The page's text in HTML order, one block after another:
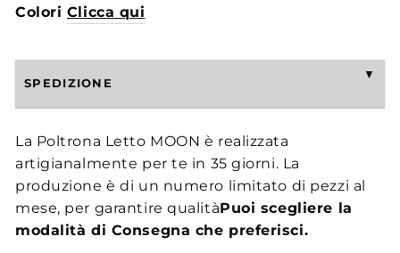
Colori Clicca qui
SPEDIZIONE
La Poltrona Letto MOON è realizzata
artigianalmente per te in 35 giorni. La
produzione è di un numero limitato di pezzi al
mese, per garantire qualitàPuoi scegliere la
modalità di Consegna che preferisci.